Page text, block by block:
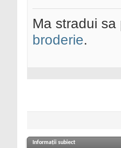
Ma stradui
broderie.
Informații subiect